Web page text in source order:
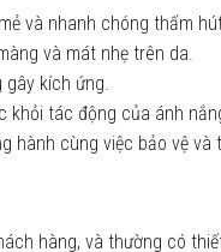
và nhanh chóng thấm
và mát nhẹ trên da.
gây kích ứng.
khỏi tác động của ánh
hành cùng việc bảo vệ
hàng, và thường có